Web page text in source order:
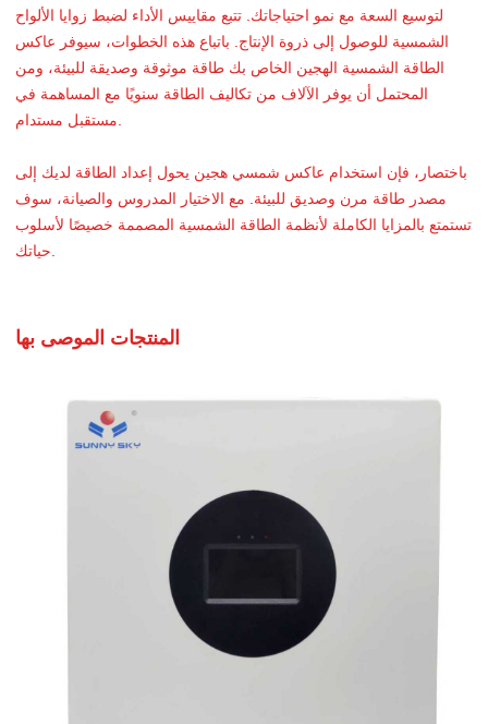
لتوسيع السعة مع نمو احتياجاتك. تتبع مقاييس الأداء لضبط زوايا الألواح
الشمسية للوصول إلى ذروة الإنتاج. باتباع هذه الخطوات، سيوفر عاكس
الطاقة الشمسية الهجين الخاص بك طاقة موثوقة وصديقة للبيئة، ومن
المحتمل أن يوفر الآلاف من تكاليف الطاقة سنويًا مع المساهمة في
مستقبل مستدام.
باختصار، فإن استخدام عاكس شمسي هجين يحول إعداد الطاقة لديك إلى
مصدر طاقة مرن وصديق للبيئة. مع الاختيار المدروس والصيانة، سوف
تستمتع بالمزايا الكاملة لأنظمة الطاقة الشمسية المصممة خصيصًا لأسلوب
حياتك.
المنتجات الموصى بها